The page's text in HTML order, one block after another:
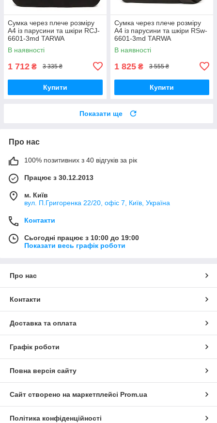
Сумка через плече розміру
А4 із парусини та шкіри RCJ-
6601-3md TARWA
В наявності
1 712 ₴ 3 335 ₴
Купити
Сумка через плече розміру
А4 із парусини та шкіри RSw-
6601-3md TARWA
В наявності
1 825 ₴ 3 555 ₴
Купити
Показати ще
Про нас
100% позитивних з 40 відгуків за рік
Працює з 30.12.2013
м. Київ
вул. П.Григоренка 22/20, офіс 7, Київ, Україна
Контакти
Сьогодні працює з 10:00 до 19:00
Показати весь графік роботи
Про нас
Контакти
Доставка та оплата
Графік роботи
Повна версія сайту
Сайт створено на маркетплейсі Prom.ua
Політика конфіденційності